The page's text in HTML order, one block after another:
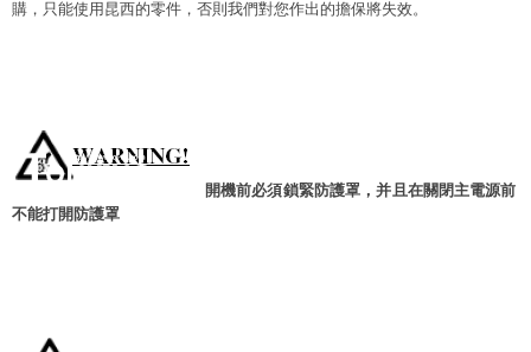
購，只能使用昆西的零件，否則我們對您作出的擔保將失效。
開機前必須鎖緊防護罩，并且在關閉主電源前
不能打開防護罩